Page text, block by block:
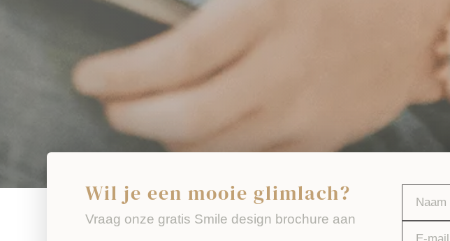
Wil je een mooie glimlach?
Vraag onze gratis Smile design brochure aan